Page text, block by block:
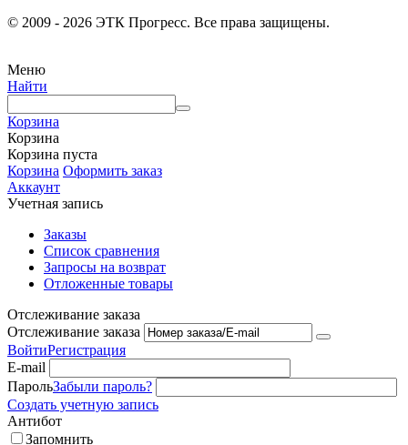
© 2009 - 2026 ЭТК Прогресс. Все права защищены.
Меню
Найти
Корзина
Корзина
Корзина пуста
Корзина Оформить заказ
Аккаунт
Учетная запись
Заказы
Список сравнения
Запросы на возврат
Отложенные товары
Отслеживание заказа
Отслеживание заказа
ВойтиРегистрация
E-mail
ПарольЗабыли пароль?
Создать учетную запись
Антибот
Запомнить